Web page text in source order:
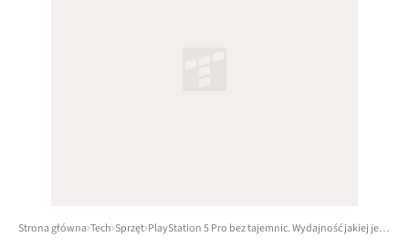
Strona główna Tech Sprzęt PlayStation 5 Pro bez tajemnic. Wydajność jakiej jeszcze nie było